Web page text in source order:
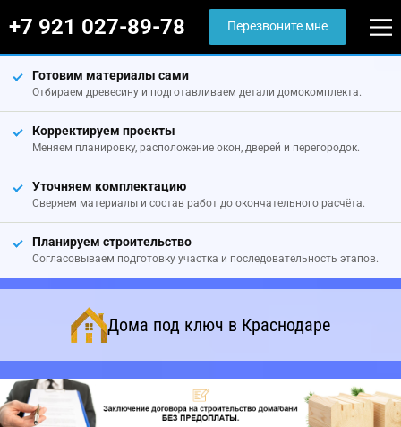
+7 921 027-89-78 Перезвоните мне
Готовим материалы сами
Отбираем древесину и подготавливаем детали домокомплекта.
Корректируем проекты
Меняем планировку, расположение окон, дверей и перегородок.
Уточняем комплектацию
Сверяем материалы и состав работ до окончательного расчёта.
Планируем строительство
Согласовываем подготовку участка и последовательность этапов.
Дома под ключ в Краснодаре